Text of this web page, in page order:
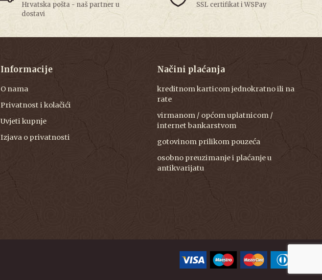
Hrvatska pošta - naš partner u
dostavi
SSL certifikat i WSPay
Informacije
O nama
Privatnost i kolačići
Uvjeti kupnje
Izjava o privatnosti
Načini plaćanja
kreditnom karticom jednokratno ili na
rate
virmanom / općom uplatnicom /
internet bankarstvom
gotovinom prilikom pouzeća
osobno preuzimanje i plaćanje u
antikvarijatu